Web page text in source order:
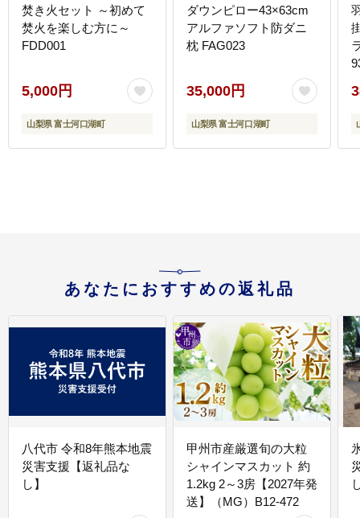
焚き火セット ～初めて
焚火を楽しむ方に～
FDD001
5,000円
山梨県 富士河口湖町
ダウンピロー43×63cm
アルファソフト防ダニ
枕 FAG023
35,000円
山梨県 富士河口湖町
あなたにおすすめの返礼品
八代市 令和8年熊本地震
災害支援【返礼品な
し】
甲州市産厳選旬の大粒
シャインマスカット 約
1.2kg 2～3房【2027年発
送】（MG）B12-472